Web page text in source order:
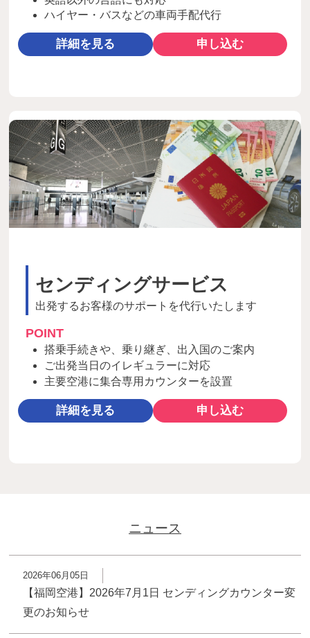
ハイヤー・バスなどの車両手配代行
詳細を見る 申し込む
センディングサービス
出発するお客様のサポートを代行いたします
POINT
搭乗手続きや、乗り継ぎ、出入国のご案内
ご出発当日のイレギュラーに対応
主要空港に集合専用カウンターを設置
詳細を見る 申し込む
ニュース
【福岡空港】2026年7月1日 センディングカウンター変
更のお知らせ
2026年06月05日